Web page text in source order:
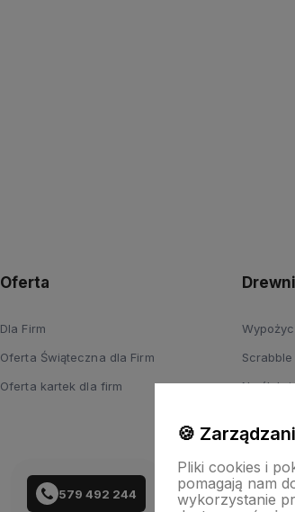
579 492 244
Oferta
Dla Firm
Oferta Świąteczna dla Firm
Oferta kartek dla firm
Na ślub
🍪
Pliki cookies i
pomagają nam
wykorzystanie